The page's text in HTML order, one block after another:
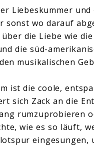
Liebeskummer
sonst wo darauf
die Liebe wie
die süd-
musikalischen
ist die coole,
sich Zack an die
rumzuprobieren
wie es so läuft,
eingesungen,